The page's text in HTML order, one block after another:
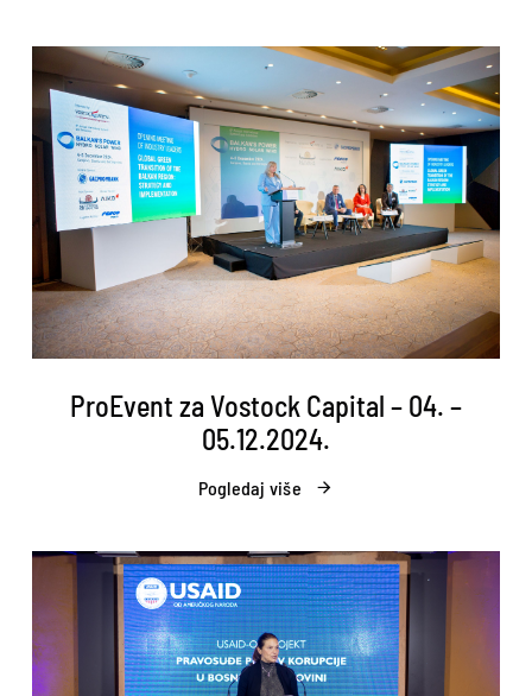
ProEvent za Vostock Capital – 04. –
05.12.2024.
Pogledaj više